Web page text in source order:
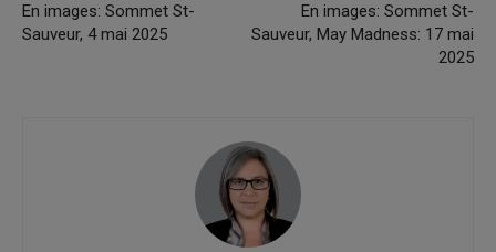
En images: Sommet St-
Sauveur, 4 mai 2025
En images: Sommet St-
Sauveur, May Madness: 17 mai
2025